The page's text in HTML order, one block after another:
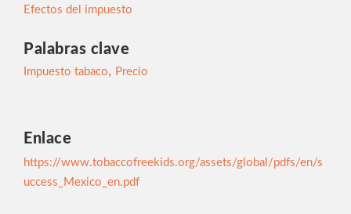
Efectos del impuesto
Palabras clave
Impuesto tabaco, Precio
Enlace
https://www.tobaccofreekids.org/assets/global/pdfs/en/s
uccess_Mexico_en.pdf